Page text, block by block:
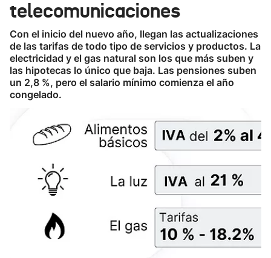
telecomunicaciones
Con el inicio del nuevo año, llegan las actualizaciones
de las tarifas de todo tipo de servicios y productos. La
electricidad y el gas natural son los que más suben y
las hipotecas lo único que baja. Las pensiones suben
un 2,8 %, pero el salario mínimo comienza el año
congelado.